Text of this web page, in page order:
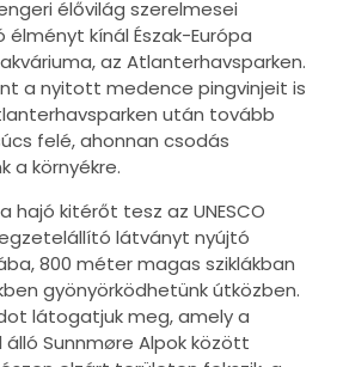
élővilág szerelmesei
kínál Észak-Európa
az Atlanterhavsparken.
a nyitott medence pingvinjeit is
után tovább
felé, ahonnan csodás
a környékre.
hajó kitérőt tesz az UNESCO
látványt nyújtó
800 méter magas sziklákban
gyönyörködhetünk útközben.
látogatjuk meg, amely a
Sunnmøre Alpok között